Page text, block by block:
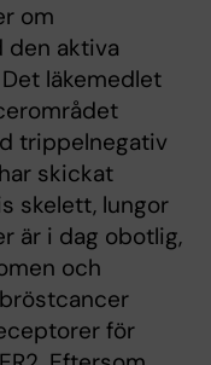
om
den aktiva
läkemedlet
trippelnegativ
skickat
skelett, lungor
är i dag obotlig,
och
för